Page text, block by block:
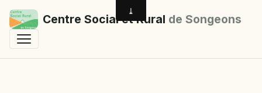
Centre Social et Rural de Songeons